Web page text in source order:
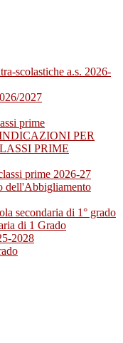
scolastiche a.s. 2026-
2027
prime
PER
PRIME
prime 2026-27
dell'Abbigliamento
secondaria di 1° grado
di 1 Grado
2028